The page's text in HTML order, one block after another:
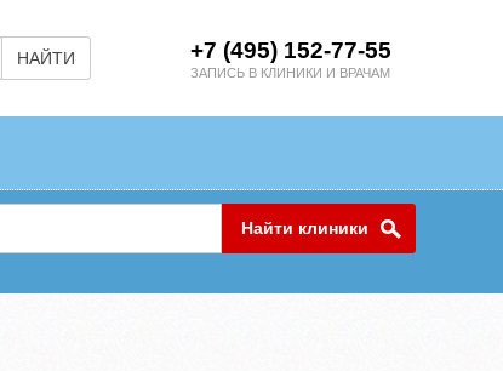
НАЙТИ +7 (495) 152-77-55
ЗАПИСЬ В КЛИНИКИ И ВРАЧАМ
Найти клиники